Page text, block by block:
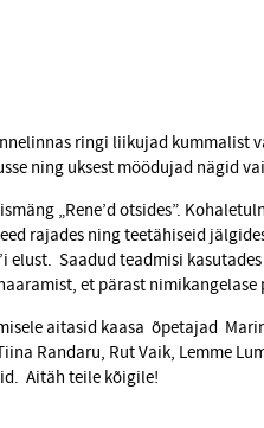
ringi liikujad kummalist
ning uksest möödujad nägid
„Rene’d otsides”.
rajades ning teetähiseid
elust. Saadud teadmisi
et pärast nimikangelase
aitasid kaasa õpetajad
Randaru, Rut Vaik, Lemme
Aitäh teile kõigile!